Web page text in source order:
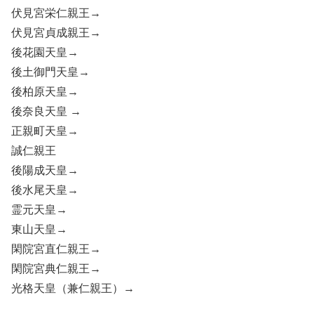
伏見宮栄仁親王→
伏見宮貞成親王→
後花園天皇→
後土御門天皇→
後柏原天皇→
後奈良天皇 →
正親町天皇→
誠仁親王
後陽成天皇→
後水尾天皇→
霊元天皇→
東山天皇→
閑院宮直仁親王→
閑院宮典仁親王→
光格天皇（兼仁親王）→